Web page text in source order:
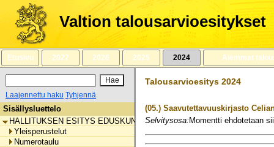
Siirry
sisältöön
Valtion talousarvioesitykset
Etusivu 2027 2026 2025 2024 Aiemmat
Laajennettu haku Tyhjennä
Sisällysluettelo
HALLITUKSEN ESITYS EDUSKUNNALLE VALTION TALOUSARVIOKSI
Yleisperustelut
Numerotaulu
Talousarvioesitys 2024
(05.) Saavutettavuuskirjasto
Selvitysosa: Momentti ehdotetaan